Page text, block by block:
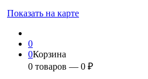
Показать на карте
0
0Корзина
0 товаров — 0 ₽